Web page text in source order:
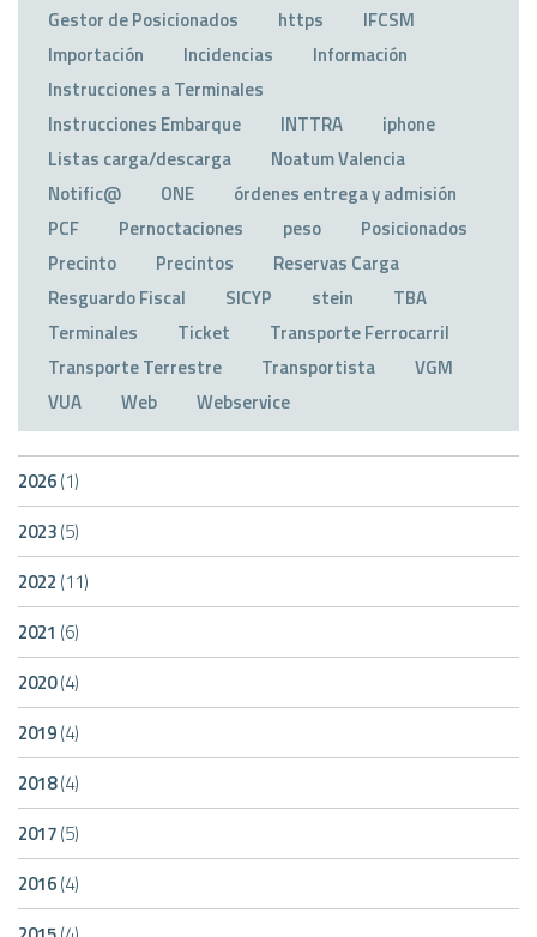
Gestor de Posicionados
https
IFCSM
Importación
Incidencias
Información
Instrucciones a Terminales
Instrucciones Embarque
INTTRA
iphone
Listas carga/descarga
Noatum Valencia
Notific@
ONE
órdenes entrega y admisión
PCF
Pernoctaciones peso
Posicionados
Precinto
Precintos
Reservas Carga
Resguardo Fiscal
SICYP stein
TBA
Terminales
Ticket
Transporte Ferrocarril
Transporte Terrestre
Transportista
VGM
VUA
Web Webservice
2026(1)
2023(5)
2022 (11)
2021 (6)
2020(4)
2019(4)
2018(4)
2017(5)
2016(4)